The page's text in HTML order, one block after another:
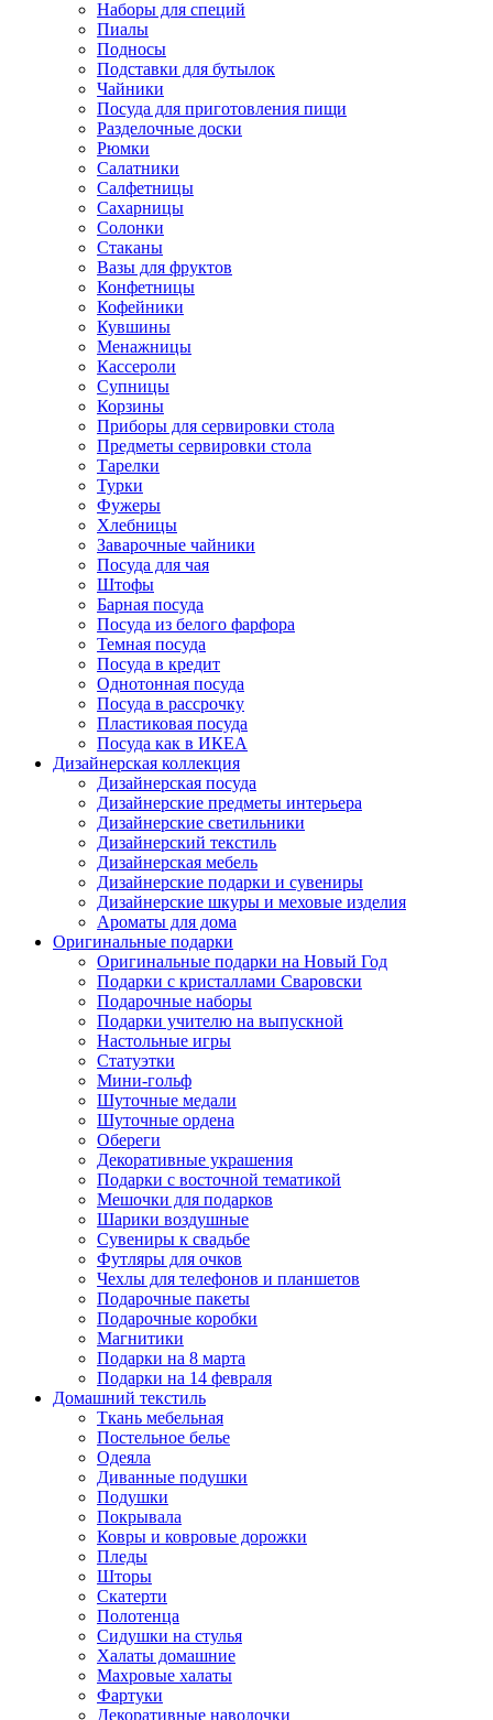
Наборы для специй
Пиалы
Подносы
Подставки для бутылок
Чайники
Посуда для приготовления пищи
Разделочные доски
Рюмки
Салатники
Салфетницы
Сахарницы
Солонки
Стаканы
Вазы для фруктов
Конфетницы
Кофейники
Кувшины
Менажницы
Кассероли
Супницы
Корзины
Приборы для сервировки стола
Предметы сервировки стола
Тарелки
Турки
Фужеры
Хлебницы
Заварочные чайники
Посуда для чая
Штофы
Барная посуда
Посуда из белого фарфора
Темная посуда
Посуда в кредит
Однотонная посуда
Посуда в рассрочку
Пластиковая посуда
Посуда как в ИКЕА
Дизайнерская коллекция
Дизайнерская посуда
Дизайнерские предметы интерьера
Дизайнерские светильники
Дизайнерский текстиль
Дизайнерская мебель
Дизайнерские подарки и сувениры
Дизайнерские шкуры и меховые изделия
Ароматы для дома
Оригинальные подарки
Оригинальные подарки на Новый Год
Подарки с кристаллами Сваровски
Подарочные наборы
Подарки учителю на выпускной
Настольные игры
Статуэтки
Мини-гольф
Шуточные медали
Шуточные ордена
Обереги
Декоративные украшения
Подарки с восточной тематикой
Мешочки для подарков
Шарики воздушные
Сувениры к свадьбе
Футляры для очков
Чехлы для телефонов и планшетов
Подарочные пакеты
Подарочные коробки
Магнитики
Подарки на 8 марта
Подарки на 14 февраля
Домашний текстиль
Ткань мебельная
Постельное белье
Одеяла
Диванные подушки
Подушки
Покрывала
Ковры и ковровые дорожки
Пледы
Шторы
Скатерти
Полотенца
Сидушки на стулья
Халаты домашние
Махровые халаты
Фартуки
Декоративные наволочки